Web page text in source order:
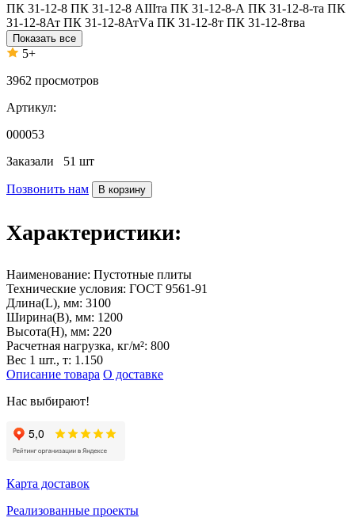
ПК 31-12-8 ПК 31-12-8 АIIIта ПК 31-12-8-А ПК 31-12-8-та ПК
31-12-8Ат ПК 31-12-8АтVа ПК 31-12-8т ПК 31-12-8тва
Показать все
5+
3962 просмотров
Артикул:
000053
Заказали 51 шт
Позвонить нам В корзину
Характеристики:
Наименование: Пустотные плиты
Технические условия: ГОСТ 9561-91
Длина(L), мм: 3100
Ширина(B), мм: 1200
Высота(H), мм: 220
Расчетная нагрузка, кг/м²: 800
Вес 1 шт., т: 1.150
Описание товара О доставке
Нас выбирают!
Карта доставок
Реализованные проекты